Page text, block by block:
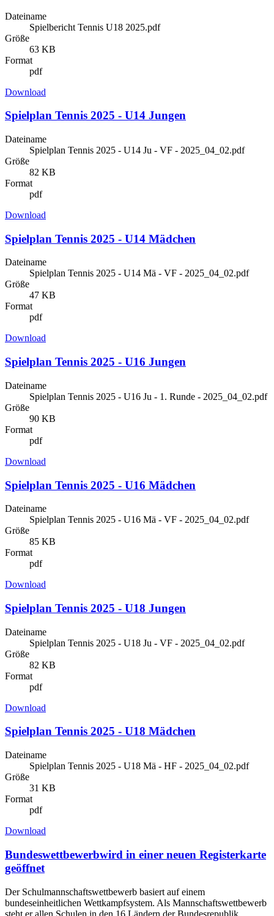
Dateiname
Spielbericht Tennis U18 2025.pdf
Größe
63 KB
Format
pdf
Download
Spielplan Tennis 2025 - U14 Jungen
Dateiname
Spielplan Tennis 2025 - U14 Ju - VF - 2025_04_02.pdf
Größe
82 KB
Format
pdf
Download
Spielplan Tennis 2025 - U14 Mädchen
Dateiname
Spielplan Tennis 2025 - U14 Mä - VF - 2025_04_02.pdf
Größe
47 KB
Format
pdf
Download
Spielplan Tennis 2025 - U16 Jungen
Dateiname
Spielplan Tennis 2025 - U16 Ju - 1. Runde - 2025_04_02.pdf
Größe
90 KB
Format
pdf
Download
Spielplan Tennis 2025 - U16 Mädchen
Dateiname
Spielplan Tennis 2025 - U16 Mä - VF - 2025_04_02.pdf
Größe
85 KB
Format
pdf
Download
Spielplan Tennis 2025 - U18 Jungen
Dateiname
Spielplan Tennis 2025 - U18 Ju - VF - 2025_04_02.pdf
Größe
82 KB
Format
pdf
Download
Spielplan Tennis 2025 - U18 Mädchen
Dateiname
Spielplan Tennis 2025 - U18 Mä - HF - 2025_04_02.pdf
Größe
31 KB
Format
pdf
Download
Bundeswettbewerbwird in einer neuen Registerkarte
geöffnet
Der Schulmannschaftswettbewerb basiert auf einem
bundeseinheitlichen Wettkampfsystem. Als Mannschaftswettbewerb
steht er allen Schulen in den 16 Ländern der Bundesrepublik